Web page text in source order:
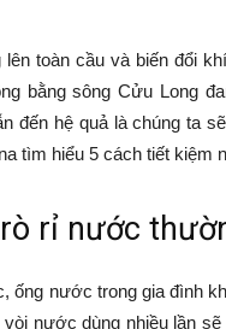
toàn cầu và biến đổi
bằng sông Cửu Long
đến hệ quả là chúng ta
tìm hiểu 5 cách tiết kiệm
rỉ nước
ống nước trong gia đình
vòi nước dùng nhiều lần